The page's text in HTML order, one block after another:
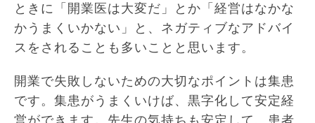
ときに「開業医は大変だ」とか「経営はなかな
かうまくいかない」と、ネガティブなアドバイ
スをされることも多いことと思います。
開業で失敗しないための大切なポイントは集患
です。集患がうまくいけば、黒字化して安定経
営ができます。先生の気持ちも安定して、患者